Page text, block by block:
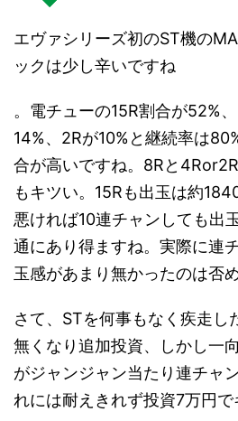
エヴァシリーズ初のST機の
ックは少し辛いですね
。電チューの15R割合が52%
14%、2Rが10%と継続率は
合が高いですね。8Rと
もキツい。15Rも出玉は約
悪ければ10連チャンしても出
通にあり得ますね。実際に連
玉感があまり無かったのは否め
さて、STを何事もなく疾走し
無くなり追加投資、しかし一
がジャンジャン当たり連チャ
れには耐えきれず投資7万円で